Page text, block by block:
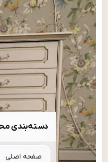
دسته‌بندی محصولات
صفحه اصلی